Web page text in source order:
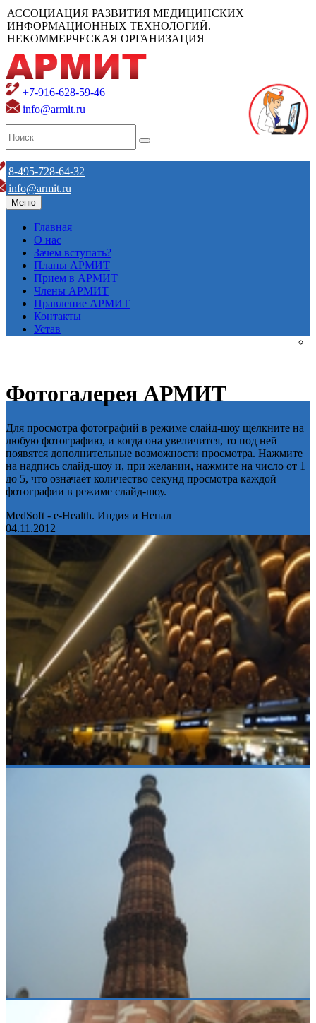
АССОЦИАЦИЯ РАЗВИТИЯ МЕДИЦИНСКИХ
ИНФОРМАЦИОННЫХ ТЕХНОЛОГИЙ.
НЕКОММЕРЧЕСКАЯ ОРГАНИЗАЦИЯ
+7-916-628-59-46
info@armit.ru
8-495-728-64-32
info@armit.ru
Меню
Главная
О нас
Зачем вступать?
Планы АРМИТ
Прием в АРМИТ
Члены АРМИТ
Правление АРМИТ
Контакты
Устав
Фотогалерея АРМИТ
Для просмотра фотографий в режиме слайд-шоу щелкните на
любую фотографию, и когда она увеличится, то под ней
появятся дополнительные возможности просмотра. Нажмите
на надпись слайд-шоу и, при желании, нажмите на число от 1
до 5, что означает количество секунд просмотра каждой
фотографии в режиме слайд-шоу.
MedSoft - e-Health. Индия и Непал
04.11.2012